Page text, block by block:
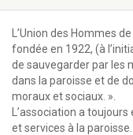
L’Union des Hommes
fondée en 1922, (à
de sauvegarder par les
dans la paroisse et de
moraux et sociaux. ».
L’association a
et services à la